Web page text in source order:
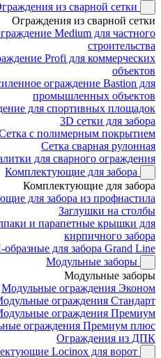
из сварной сетки
Ограждения из сварной сетки
Medium для частного
строительства
Profi для коммерческих
объектов
ограждение Bastion для
промышленных объектов
для спортивных площадок
3D сетки для забора
с полимерным покрытием
Сетка сварная рулонная
для сварного ограждения
Комплектующие для забора
Комплектующие для забора
для забора из профнастила
Заглушки на столбы
и парапетные крышки для
кирпичного забора
для забора Grand Line
Модульные заборы
Модульные заборы
Модульные ограждения Эконом
ограждения Стандарт
ограждения Премиум
ограждения Премиум плюс
Ограждения из ДПК
Locinox для ворот